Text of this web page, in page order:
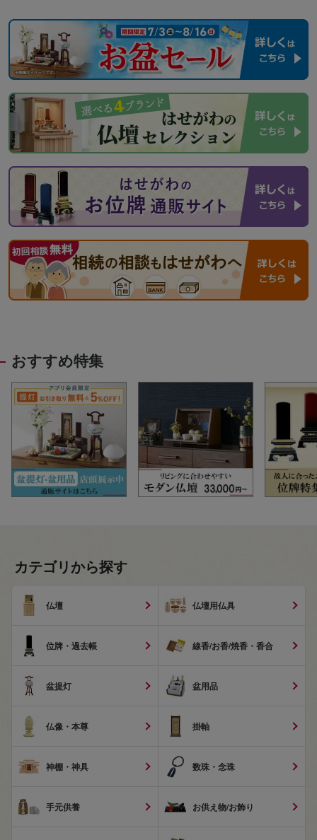
おすすめ特集
カテゴリから探す
仏壇 仏壇用仏具
位牌・過去帳 線香/お香/焼香・香合
盆提灯 盆用品
仏像・本尊 掛軸
神棚・神具 数珠・念珠
手元供養 お供え物/お飾り